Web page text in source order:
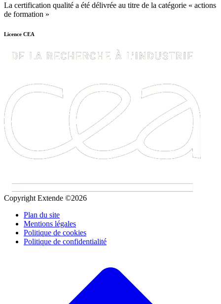
La certification qualité a été délivrée au titre de la catégorie « actions
de formation »
Licence CEA
Copyright Extende ©2026
Plan du site
Mentions légales
Politique de cookies
Politique de confidentialité